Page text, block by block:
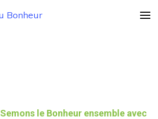
Semons le Bonheur ensemble avec